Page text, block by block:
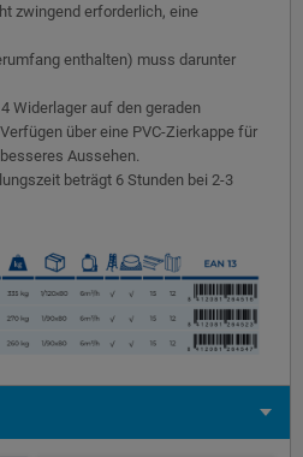
zwingend erforderlich, eine
enthalten) muss darunter
Widerlager auf den geraden
über eine PVC-Zierkappe für
Aussehen.
beträgt 6 Stunden bei 2-3